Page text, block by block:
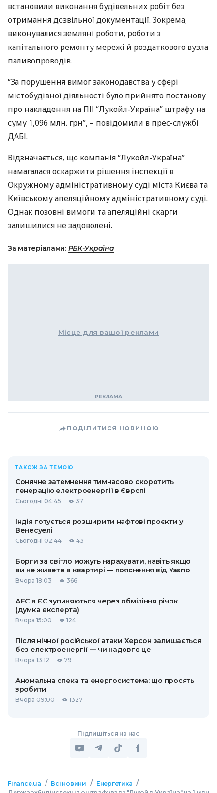
встановили виконання будівельних робіт без
отримання дозвільної документації. Зокрема,
виконувалися земляні роботи, роботи з
капітального ремонту мережі й роздаткового вузла
паливопроводів.
“За порушення вимог законодавства у сфері
містобудівної діяльності було прийнято постанову
про накладення на ПІІ “Лукойл-Україна” штрафу на
суму 1,096 млн. грн”, – повідомили в прес-службі
ДАБІ.
Відзначається, що компанія “Лукойл-Україна”
намагалася оскаржити рішення інспекції в
Окружному адміністративному суді міста Києва та
Київському апеляційному адміністративному суді.
Однак позовні вимоги та апеляційні скарги
залишилися не задоволені.
За матеріалами: РБК-Україна
Місце для вашої реклами
ПОДІЛИТИСЯ НОВИНОЮ
ТАКОЖ ЗА ТЕМОЮ
Сонячне затемнення тимчасово скоротить
генерацію електроенергії в Європі
Сьогодні 04:45 37
Індія готується розширити нафтові проєкти у
Венесуелі
Сьогодні 02:44 43
Борги за світло можуть нарахувати, навіть якщо
ви не живете в квартирі — пояснення від Yasno
Вчора 18:03 366
АЕС в ЄС зупиняються через обміління річок
(думка експерта)
Вчора 15:00 124
Після нічної російської атаки Херсон залишається
без електроенергії — чи надовго це
Вчора 13:12 79
Аномальна спека та енергосистема: що просять
зробити
Вчора 09:00 1327
Підпишіться на нас
Finance.ua / Всі новини / Енергетика /